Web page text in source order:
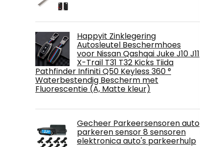
Happyit Zinklegering
Autosleutel Beschermhoes
voor Nissan Qashqai Juke J10 J11
X-Trail T31 T32 Kicks Tiida
Pathfinder Infiniti Q50 Keyless 360 °
Waterbestendig Bescherm met
Fluorescentie (A, Matte kleur)
Gecheer Parkeersensoren auto
parkeren sensor 8 sensoren
elektronica auto's parkeerhulp